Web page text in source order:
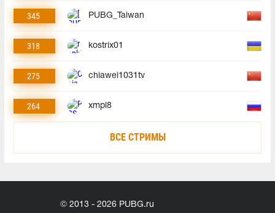
345 PUBG_Taiwan
318 kostrix01
275 chiawei1031tv
264 xmpl8
ВСЕ СТРИМЫ
© 2013 - 2026 PUBG.ru